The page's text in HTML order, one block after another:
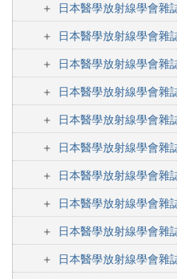
日本醫學放射線學會雜
日本醫學放射線學會雜
日本醫學放射線學會雜
日本醫學放射線學會雜
日本醫學放射線學會雜
日本醫學放射線學會雜
日本醫學放射線學會雜
日本醫學放射線學會雜
日本醫學放射線學會雜
日本醫學放射線學會雜